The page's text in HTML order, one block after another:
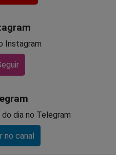
Instagram
dia no Telegram
no canal